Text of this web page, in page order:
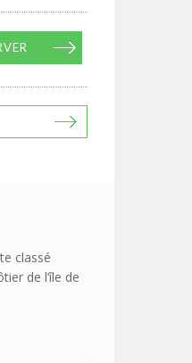
classé
de l’île de